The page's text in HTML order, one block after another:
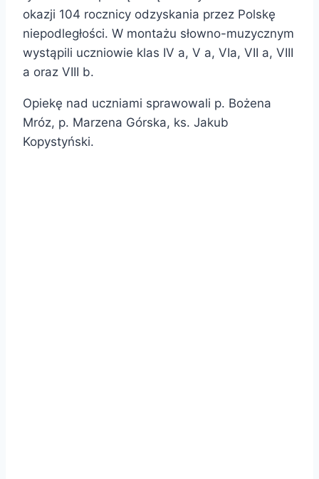
okazji 104 rocznicy odzyskania przez Polskę
niepodległości. W montażu słowno-muzycznym
wystąpili uczniowie klas IV a, V a, VIa, VII a, VIII
a oraz VIII b.
Opiekę nad uczniami sprawowali p. Bożena
Mróz, p. Marzena Górska, ks. Jakub
Kopystyński.